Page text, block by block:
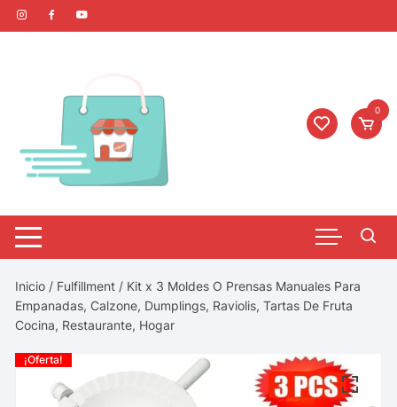
0
Inicio / Fulfillment / Kit x 3 Moldes O Prensas Manuales Para
Empanadas, Calzone, Dumplings, Raviolis, Tartas De Fruta
Cocina, Restaurante, Hogar
¡Oferta!